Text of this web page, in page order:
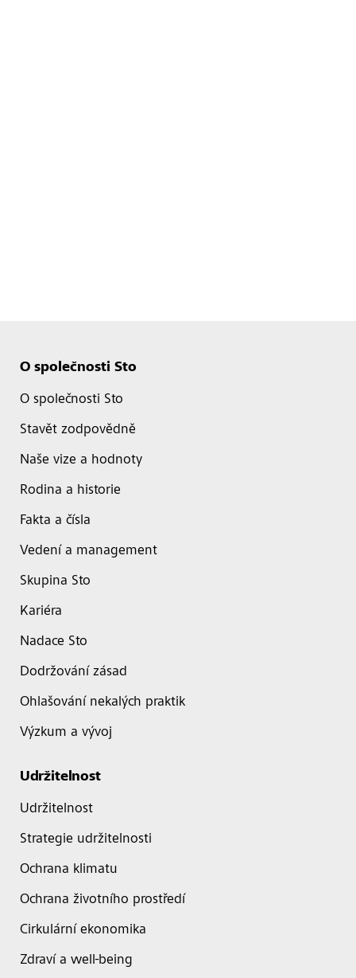
O společnosti Sto
O společnosti Sto
Stavět zodpovědně
Naše vize a hodnoty
Rodina a historie
Fakta a čísla
Vedení a management
Skupina Sto
Kariéra
Nadace Sto
Dodržování zásad
Ohlašování nekalých praktik
Výzkum a vývoj
Udržitelnost
Udržitelnost
Strategie udržitelnosti
Ochrana klimatu
Ochrana životního prostředí
Cirkulární ekonomika
Zdraví a well-being